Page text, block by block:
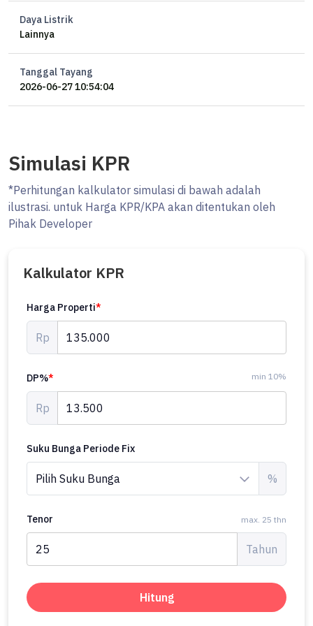
Daya Listrik
Lainnya
Tanggal Tayang
2026-06-27 10:54:04
Simulasi KPR
*Perhitungan kalkulator simulasi di bawah adalah
ilustrasi. untuk Harga KPR/KPA akan ditentukan oleh
Pihak Developer
Kalkulator KPR
Harga Properti*
Rp
DP%* min 10%
Rp
Suku Bunga Periode Fix
%
Tenor max. 25 thn
Tahun
Hitung